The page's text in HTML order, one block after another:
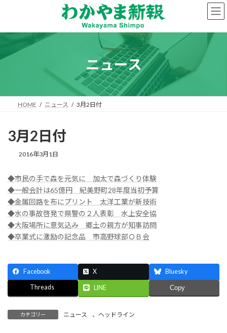
ン
へ
プ
ー
ョ
動
ニュース
HOME ニュース 3月2日付
3月2日付
2016年3月1日
◆市民の手で森を元気に 加太で森づくり体験
◆一般会計は65億円 紀美野町28年度当初予算
◆金属回路を布にプリント 太洋工業が新技術
◆水の事故啓発で県警の２人表彰 水上安全協
◆大阪場所に意気込み 郷土の親方が知事訪問
◆卒業式に激励の記念品 市高野球部ＯＢ会
Facebook X Bluesky
Threads LINE Copy
カテゴリー ニュース 、 ヘッドライン